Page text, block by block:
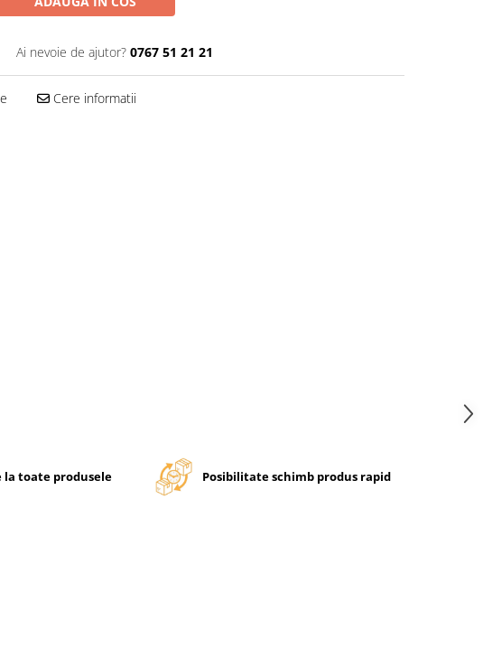
Ai nevoie de ajutor? 0767 51 21 21
Cere informatii
la toate produsele Posibilitate schimb produs rapid